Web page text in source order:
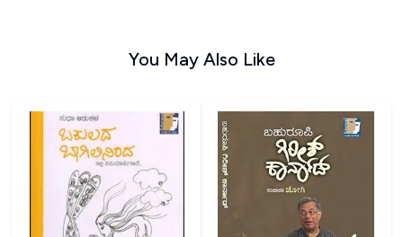
You May Also Like